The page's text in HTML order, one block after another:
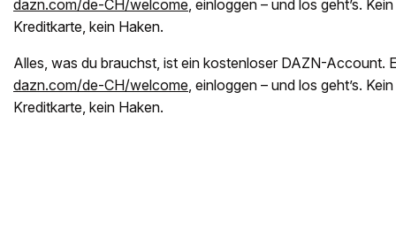
dazn.com/de-CH/welcome, einloggen – und los geht’s.
Kreditkarte, kein Haken.
Alles, was du brauchst, ist ein kostenloser DAZN-Account.
dazn.com/de-CH/welcome, einloggen – und los geht’s.
Kreditkarte, kein Haken.